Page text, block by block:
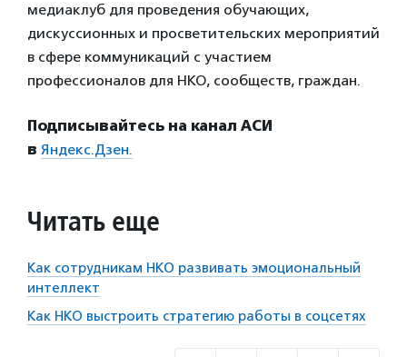
медиаклуб для проведения обучающих,
дискуссионных и просветительских мероприятий
в сфере коммуникаций с участием
профессионалов для НКО, сообществ, граждан.
Подписывайтесь на канал АСИ
в Яндекс.Дзен.
Читать еще
Как сотрудникам НКО развивать эмоциональный
интеллект
Как НКО выстроить стратегию работы в соцсетях